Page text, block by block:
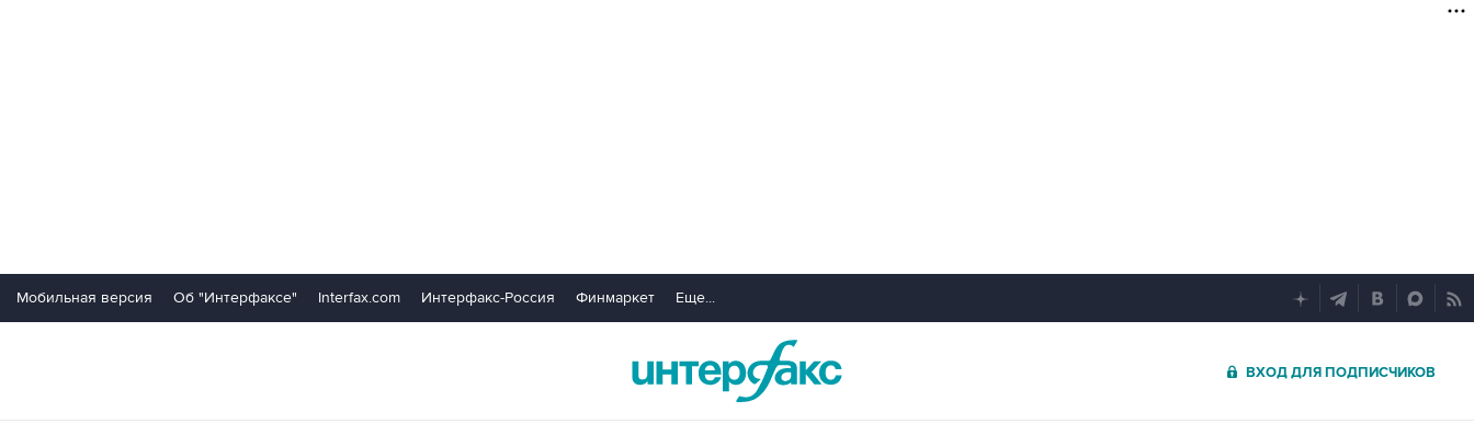
Мобильная версия Об "Интерфаксе" Interfax.com Интерфакс-Россия Финмаркет Еще...
ВХОД ДЛЯ ПОДПИСЧИКОВ